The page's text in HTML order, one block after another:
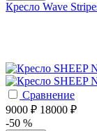
Кресло Wave
Сравнение
9000 ₽ 18000 ₽
-50 %